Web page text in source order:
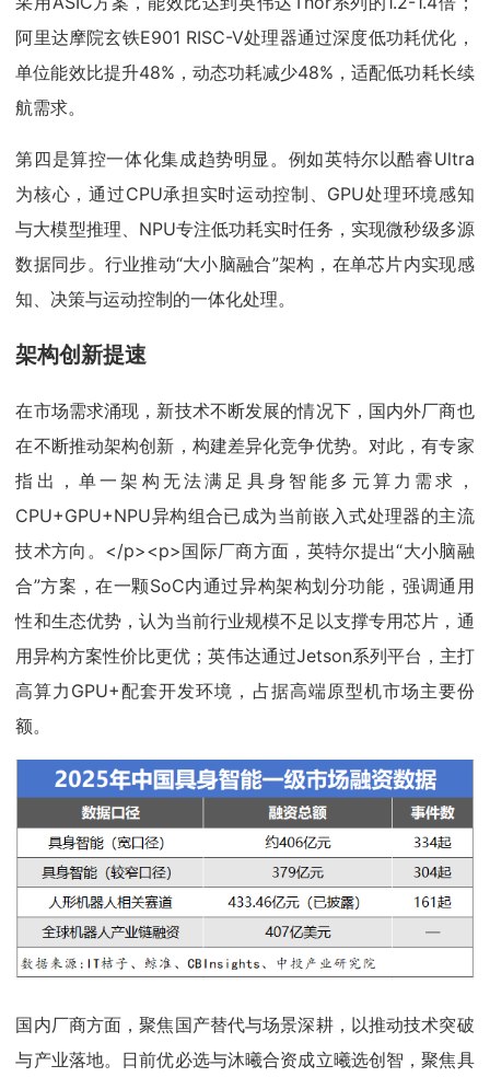
阿里达摩院玄铁E901 RISC-V处理器通过深度低功耗优化，
单位能效比提升48%，动态功耗减少48%，适配低功耗长续
航需求。
第四是算控一体化集成趋势明显。例如英特尔以酷睿Ultra
为核心，通过CPU承担实时运动控制、GPU处理环境感知
与大模型推理、NPU专注低功耗实时任务，实现微秒级多源
数据同步。行业推动“大小脑融合”架构，在单芯片内实现感
知、决策与运动控制的一体化处理。
架构创新提速
在市场需求涌现，新技术不断发展的情况下，国内外厂商也
在不断推动架构创新，构建差异化竞争优势。对此，有专家
指出，单一架构无法满足具身智能多元算力需求，
CPU+GPU+NPU异构组合已成为当前嵌入式处理器的主流
技术方向。</p><p>国际厂商方面，英特尔提出“大小脑融
合”方案，在一颗SoC内通过异构架构划分功能，强调通用
性和生态优势，认为当前行业规模不足以支撑专用芯片，通
用异构方案性价比更优；英伟达通过Jetson系列平台，主打
高算力GPU+配套开发环境，占据高端原型机市场主要份
额。
国内厂商方面，聚焦国产替代与场景深耕，以推动技术突破
与产业落地。日前优必选与沐曦合资成立曦选创智，聚焦具